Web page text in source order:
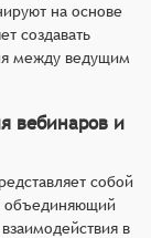
на основе
создавать
между ведущим
вебинаров и
собой
объединяющий
в